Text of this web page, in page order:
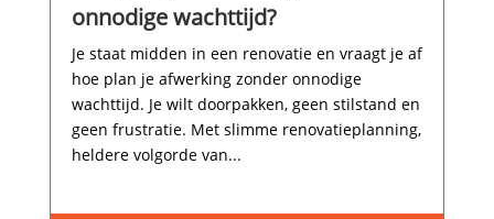
onnodige wachttijd?
Je staat midden in een renovatie en vraagt je af
hoe plan je afwerking zonder onnodige
wachttijd.​ Je wilt doorpakken, geen stilstand en
geen frustratie.​ Met slimme renovatieplanning,
heldere volgorde van...